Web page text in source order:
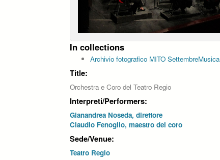
In collections
Archivio fotografico MITO SettembreMusica
Title:
Orchestra e Coro del Teatro Regio
Interpreti/Performers:
Gianandrea Noseda, direttore
Claudio Fenoglio, maestro del coro
Sede/Venue:
Teatro Regio